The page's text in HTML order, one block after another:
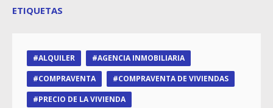
ETIQUETAS
ALQUILER
AGENCIA INMOBILIARIA
COMPRAVENTA
COMPRAVENTA DE VIVIENDAS
PRECIO DE LA VIVIENDA